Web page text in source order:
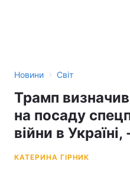
Новини › Світ
Трамп
на посаду
війни в
КАТЕРИНА ГІРНИК